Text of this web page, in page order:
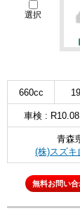
選択
660cc
車検 : R10.08
青森
(株)スズキ
無料お問い